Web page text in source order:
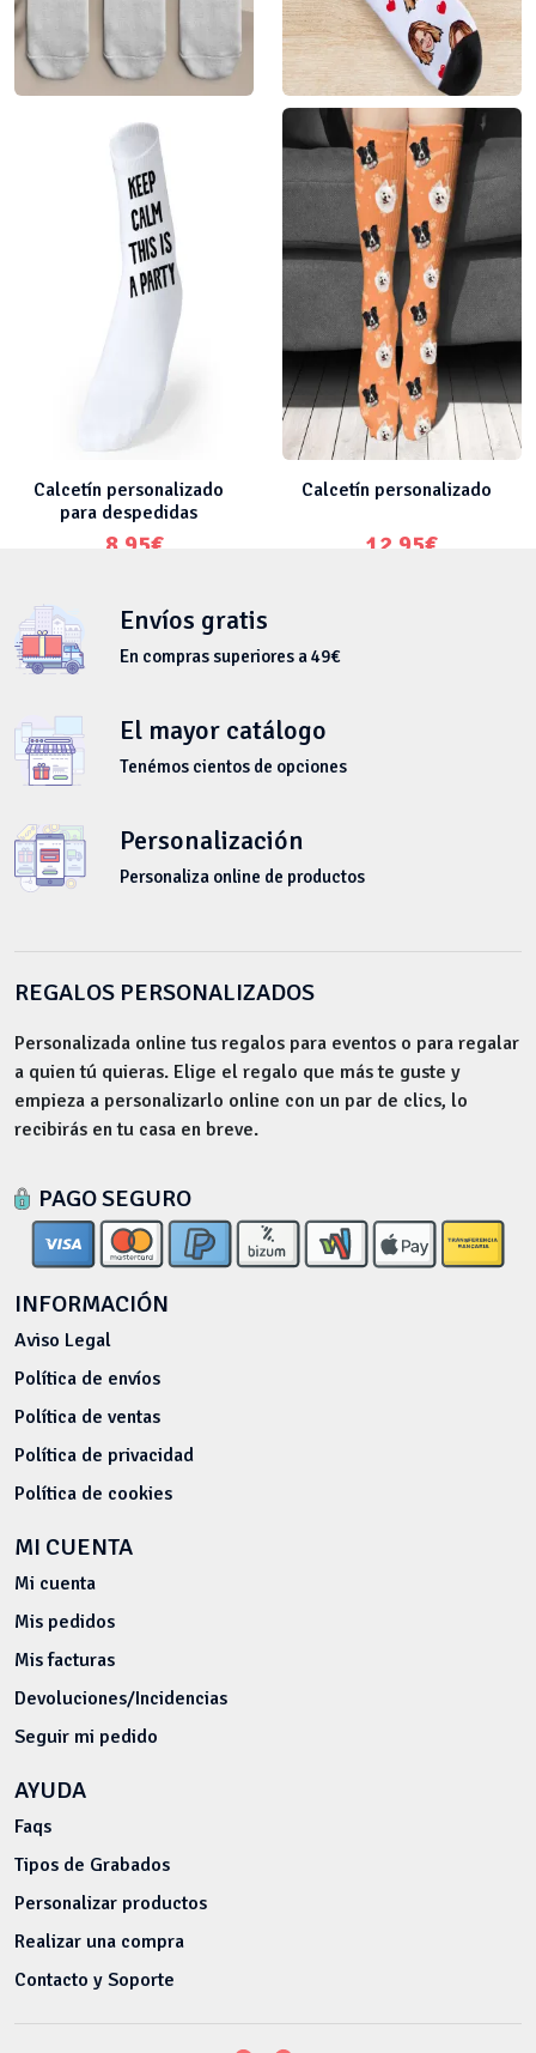
Calcetín frase
personalizada
8.95€
Calcetín personalizado
con foto
8.95€
Calcetín personalizado
para despedidas
8.95€
Calcetín personalizado
12.95€
Envíos gratis
En compras superiores a 49€
El mayor catálogo
Tenémos cientos de opciones
Personalización
Personaliza online de productos
REGALOS PERSONALIZADOS
Personalizada online tus regalos para eventos o para regalar
a quien tú quieras. Elige el regalo que más te guste y
empieza a personalizarlo online con un par de clics, lo
recibirás en tu casa en breve.
PAGO SEGURO
INFORMACIÓN
Aviso Legal
Política de envíos
Política de ventas
Política de privacidad
Política de cookies
MI CUENTA
Mi cuenta
Mis pedidos
Mis facturas
Devoluciones/Incidencias
Seguir mi pedido
AYUDA
Faqs
Tipos de Grabados
Personalizar productos
Realizar una compra
Contacto y Soporte